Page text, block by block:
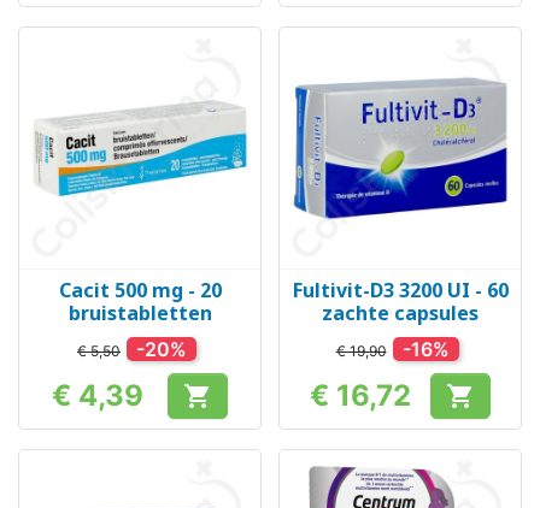
Cacit 500 mg - 20
bruistabletten
€ 5,50 -20%
Prijs
€ 4,39 
Fultivit-D3 3200 UI - 60
zachte capsules
€ 19,90 -16%
Prijs
€ 16,72 